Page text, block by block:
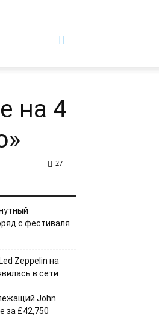
на 4
27
с фестиваля
Zeppelin на
в сети
John
за £42,750